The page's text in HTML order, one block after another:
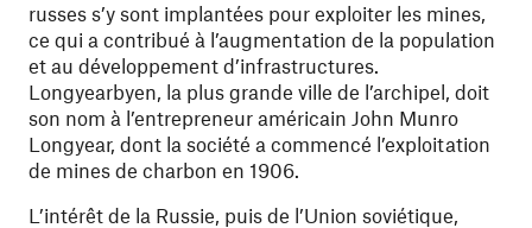
russes s’y sont implantées pour exploiter les mines,
ce qui a contribué à l’augmentation de la population
et au développement d’infrastructures.
Longyearbyen, la plus grande ville de l’archipel, doit
son nom à l’entrepreneur américain John Munro
Longyear, dont la société a commencé l’exploitation
de mines de charbon en 1906.
L’intérêt de la Russie, puis de l’Union soviétique,